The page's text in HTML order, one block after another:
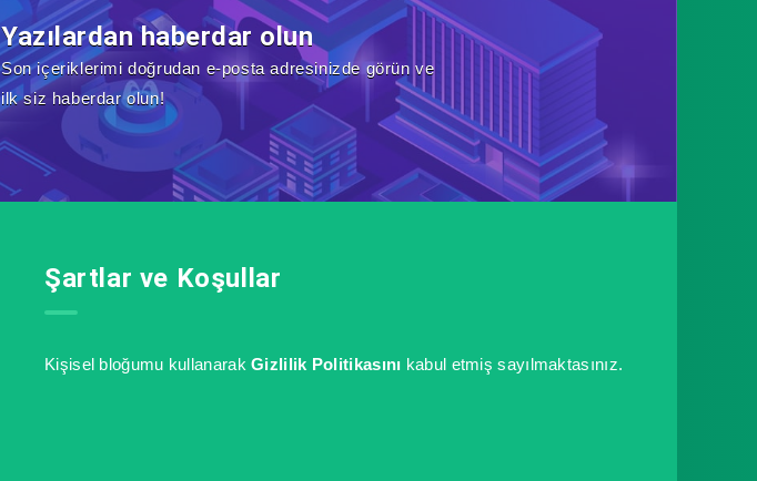
Yazılardan haberdar olun
Son içeriklerimi doğrudan e-posta adresinizde görün ve
ilk siz haberdar olun!
Şartlar ve Koşullar
Kişisel bloğumu kullanarakGizlilik Politikasını kabul etmiş sayılmaktasınız.